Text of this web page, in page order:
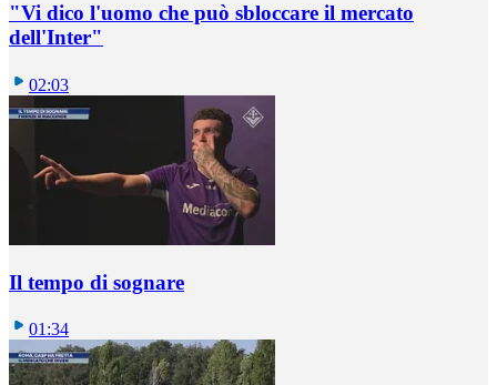
"Vi dico l'uomo che può sbloccare il mercato
dell'Inter"
02:03
Il tempo di sognare
01:34